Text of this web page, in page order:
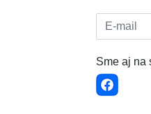
E-mail:
Sme aj na